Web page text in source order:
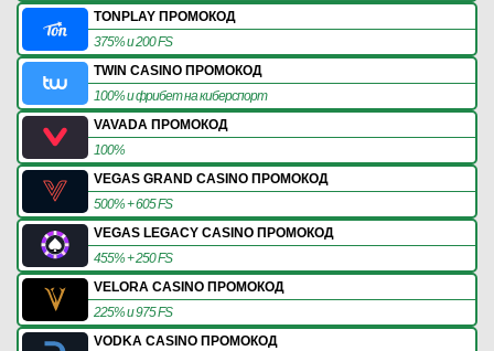
TONPLAY ПРОМОКОД
375% и 200 FS
TWIN CASINO ПРОМОКОД
100% и фрибет на киберспорт
VAVADA ПРОМОКОД
100%
VEGAS GRAND CASINO ПРОМОКОД
500% + 605 FS
VEGAS LEGACY CASINO ПРОМОКОД
455% + 250 FS
VELORA CASINO ПРОМОКОД
225% и 975 FS
VODKA CASINO ПРОМОКОД